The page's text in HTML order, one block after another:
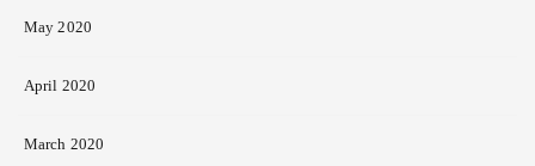
May 2020
April 2020
March 2020